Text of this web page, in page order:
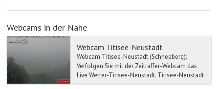
Webcams in der Nähe
Webcam Titisee-Neustadt
Webcam Titisee-Neustadt (Schneeberg):
Verfolgen Sie mit der Zeitraffer-Webcam das
Live Wetter-Titisee-Neustadt. Titisee-Neustadt
ist ...